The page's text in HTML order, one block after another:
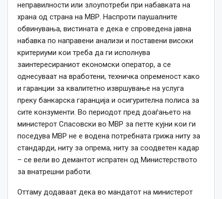
неправилности или злоупотреби при набавката на
храна од страна на МВР. Наспроти паушалните
обвинувања, вистината е дека е спроведена јавна
набавка по направени анализи и поставени високи
критериуми кои треба да ги исполнува
заинтересираниот економски оператор, а се
однесуваат на вработени, техничка опременост како
и гаранции за квалитетно извршување на услуга
преку банкарска гаранција и осигурителна полиса за
сите конзументи. Во периодот пред доаѓањето на
министерот Спасовски во МВР за петте кујни кои ги
поседува МВР не е водена потребната грижа ниту за
стандарди, ниту за опрема, ниту за соодветен кадар
– се вели во демантот испратен од Министерството
за внатрешни работи.
Оттаму додаваат дека во мандатот на министерот